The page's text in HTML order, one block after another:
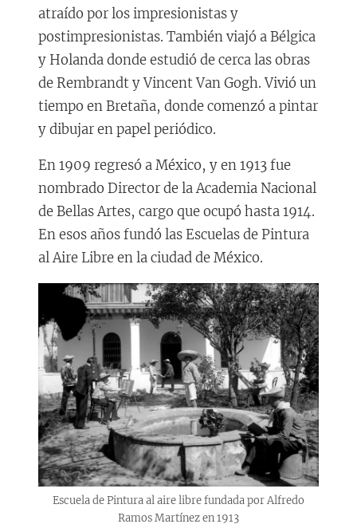
atraído por los impresionistas y
postimpresionistas. También viajó a Bélgica
y Holanda donde estudió de cerca las obras
de Rembrandt y Vincent Van Gogh. Vivió un
tiempo en Bretaña, donde comenzó a pintar
y dibujar en papel periódico.
En 1909 regresó a México, y en 1913 fue
nombrado Director de la Academia Nacional
de Bellas Artes, cargo que ocupó hasta 1914.
En esos años fundó las Escuelas de Pintura
al Aire Libre en la ciudad de México.
Escuela de Pintura al aire libre fundada por Alfredo
Ramos Martínez en 1913